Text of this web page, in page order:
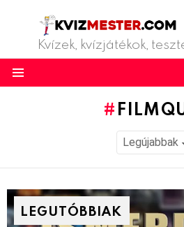
Kvízek, kvízjátékok,
LEGUTÓBBIAK